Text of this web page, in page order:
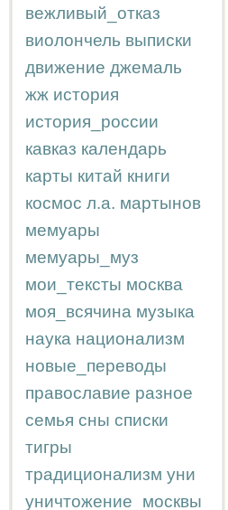
вежливый_отказ
виолончель выписки
движение джемаль
жж история
история_россии
кавказ календарь
карты китай книги
космос л.а. мартынов
мемуары
мемуары_муз
мои_тексты москва
моя_всячина музыка
наука национализм
новые_переводы
православие разное
семья сны списки
тигры
традиционализм уни
уничтожение_москвы